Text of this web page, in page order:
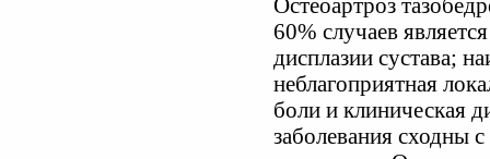
Остеоартроз
60% случаев
дисплазии сустава;
неблагоприятная
боли и клиническая
заболевания сходны